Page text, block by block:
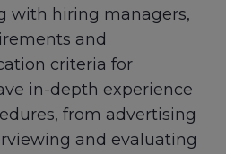
with hiring managers,
and
criteria for
in-depth experience
from advertising
and evaluating